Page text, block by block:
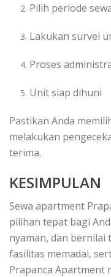
Pilih periode
Lakukan survei
Proses
Unit siap dihuni
Pastikan Anda
melakukan
terima.
KESIMPULAN
Sewa apartment
pilihan tepat bagi
nyaman, dan bernilai
fasilitas memadai,
Prapanca Apartment